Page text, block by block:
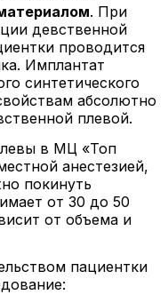
. При
девственной
проводится
Имплантат
синтетического
абсолютно
плевой.
в МЦ «Топ
анестезией,
покинуть
от 30 до 50
от объема и
пациентки